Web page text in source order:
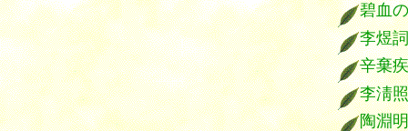
碧血
李煜詞
辛棄
李淸
陶淵